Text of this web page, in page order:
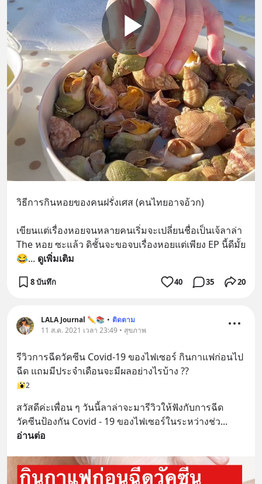
วิธีการกินหอยของคนฝรั่งเศส (คนไทยอาจอ้วก)
เขียนแต่เรื่องหอยจนหลายคนเริ่มจะเปลี่ยนชื่อเป็นเจ้ลาล่า
The หอย ซะแล้ว ดิชั้นจะขอจบเรื่องหอยแต่เพียง EP นี้ดีมั้ย
😂... ดูเพิ่มเติม
8 บันทึก 40 35 20
LALA Journal ✏️📚 • ติดตาม
11 ส.ค. 2021 เวลา 23:49 • สุขภาพ
รีวิวการฉีดวัคซีน Covid-19 ของไฟเซอร์ กินกาแฟก่อนไป
ฉีด แถมมีประจำเดือนจะมีผลอย่างไรบ้าง ??
2
สวัสดีค่ะเพื่อน ๆ วันนี้ลาล่าจะมารีวิวให้ฟังกับการฉีด
วัคซีนป้องกัน Covid - 19 ของไฟเซอร์ในระหว่างช่ว
อ่านต่อ